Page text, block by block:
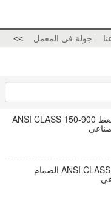
جولة في المعمل >>
وحدة صمام قيادة هوائية مع ضغط ANSI CLASS 150-900
وضع القيادة الهوائية ANSI CLASS 150-900 الصمام